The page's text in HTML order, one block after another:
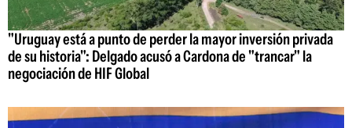
"Uruguay está a punto de perder la mayor inversión privada
de su historia": Delgado acusó a Cardona de "trancar" la
negociación de HIF Global